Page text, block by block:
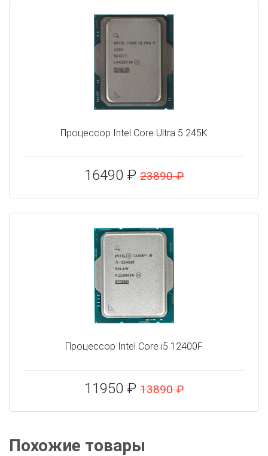
Процессор Intel Core Ultra 5 245K
16490 ₽ 23890 ₽
Процессор Intel Core i5 12400F
11950 ₽ 13890 ₽
Похожие товары